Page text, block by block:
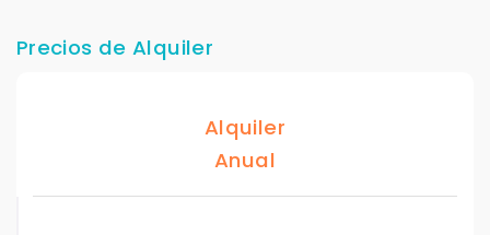
Precios de Alquiler
Alquiler
Anual